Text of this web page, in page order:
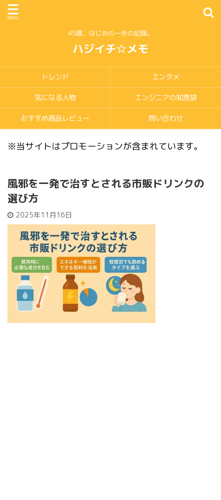
45歳、はじめの一歩の記録。
ハジイチ☆メモ
トレンド エンタメ
気になる人物 エンジニアの知恵袋
おすすめ商品レビュー 問い合わせ
※当サイトはプロモーションが含まれています。
風邪を一発で治すとされる市販ドリンクの
選び方
2025年11月16日